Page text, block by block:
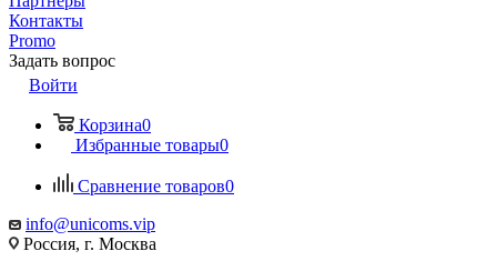
Контакты
Promo
Задать вопрос
Войти
Корзина0
Избранные товары0
Сравнение товаров0
info@unicoms.vip
Россия, г. Москва